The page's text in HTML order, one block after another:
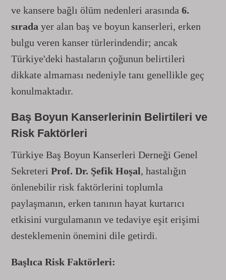
ve kansere bağlı ölüm nedenleri arasında 6.
sırada yer alan baş ve boyun kanserleri, erken
bulgu veren kanser türlerindendir; ancak
Türkiye'deki hastaların çoğunun belirtileri
dikkate almaması nedeniyle tanı genellikle geç
konulmaktadır.
Baş Boyun Kanserlerinin Belirtileri ve
Risk Faktörleri
Türkiye Baş Boyun Kanserleri Derneği Genel
Sekreteri Prof. Dr. Şefik Hoşal, hastalığın
önlenebilir risk faktörlerini toplumla
paylaşmanın, erken tanının hayat kurtarıcı
etkisini vurgulamanın ve tedaviye eşit erişimi
desteklemenin önemini dile getirdi.
Başlıca Risk Faktörleri: